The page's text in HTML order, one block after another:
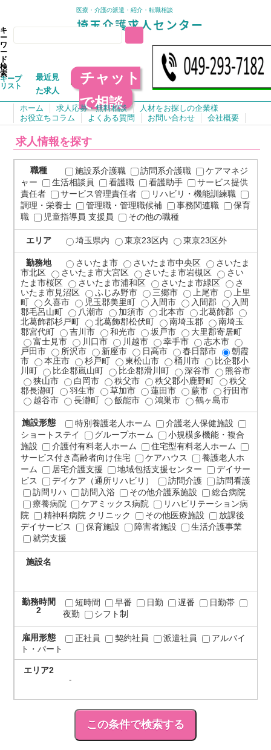
医療・介護の派遣・紹介・転職相談
キ
ー
ワ
ー
ド
検
索
キープ
リスト
最近見
た求人
チャット
で相談
ホーム 求人応募・無料相談
人材をお探しの企業様
お役立ちコラム
よくある質問 お問い合わせ 会社概要
求人情報を探す
職種 施設系介護職 訪問系介護職
ケアマネジ
ャー
生活相談員 看護職 看護助手
サービス提供
責任者
サービス管理責任者
リハビリ・機能訓練職
調理・栄養士
管理職・管理職候補 事務関連職
保育
職
児童指導員 支援員 その他の職種
エリア 埼玉県内 東京23区内 東京23区外
勤務地 さいたま市 さいたま市中央区
さいたま
市北区
さいたま市大宮区 さいたま市岩槻区
さい
たま市桜区
さいたま市浦和区 さいたま市緑区
さ
いたま市見沼区
ふじみ野市 三郷市 上尾市
上里
町
久喜市 児玉郡美里町 入間市 入間郡
入間
郡毛呂山町
八潮市 加須市 北本市
北葛飾郡
北葛飾郡杉戸町
北葛飾郡松伏町 南埼玉郡
南埼玉
郡宮代町
吉川市 和光市 坂戸市
大里郡寄居町
富士見市
川口市 川越市 幸手市
志木市
戸田市
所沢市 新座市 日高市 春日部市
朝霞
市
本庄市 杉戸町 東松山市 桶川市
比企郡小
川町
比企郡嵐山町 比企郡滑川町 深谷市
熊谷市
狭山市
白岡市 秩父市 秩父郡小鹿野町
秩父
郡長瀞町
羽生市 草加市 蓮田市 蕨市
行田市
越谷市
長瀞町 飯能市 鴻巣市 鶴ヶ島市
施設形態 特別養護老人ホーム
介護老人保健施設
ショートステイ
グループホーム
小規模多機能・複合
施設
介護付有料老人ホーム
住宅型有料老人ホーム
サービス付き高齢者向け住宅
ケアハウス
養護老人ホ
ーム
居宅介護支援 地域包括支援センター
デイサー
ビス
デイケア（通所リハビリ） 訪問介護
訪問看護
訪問リハ
訪問入浴 その他介護系施設
総合病院
療養病院
ケアミックス病院
リハビリテーション病
院
精神科病院 クリニック その他医療施設
放課後
デイサービス
保育施設 障害者施設
生活介護事業
就労支援
施設名
勤務時間
2
短時間 早番 日勤 遅番
日勤帯
夜勤
シフト制
雇用形態 正社員 契約社員 派遣社員
アルバイ
ト・パート
エリア2